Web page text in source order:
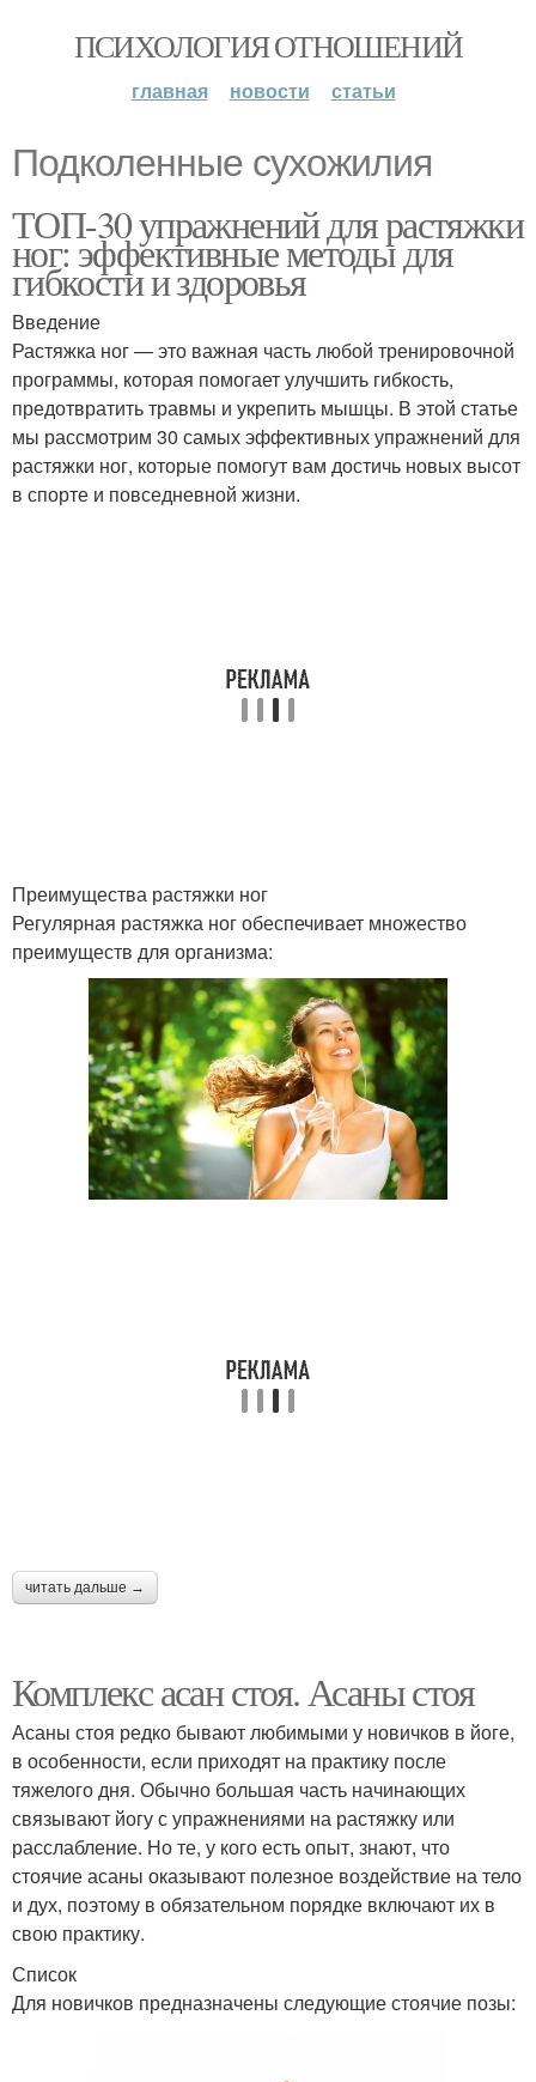
ПСИХОЛОГИЯ ОТНОШЕНИЙ
главная новости статьи
Подколенные сухожилия
ТОП-30 упражнений для растяжки
ног: эффективные методы для
гибкости и здоровья
Введение
Растяжка ног — это важная часть любой тренировочной
программы, которая помогает улучшить гибкость,
предотвратить травмы и укрепить мышцы. В этой статье
мы рассмотрим 30 самых эффективных упражнений для
растяжки ног, которые помогут вам достичь новых высот
в спорте и повседневной жизни.
Преимущества растяжки ног
Регулярная растяжка ног обеспечивает множество
преимуществ для организма:
читать дальше →
Комплекс асан стоя. Асаны стоя
Асаны стоя редко бывают любимыми у новичков в йоге,
в особенности, если приходят на практику после
тяжелого дня. Обычно большая часть начинающих
связывают йогу с упражнениями на растяжку или
расслабление. Но те, у кого есть опыт, знают, что
стоячие асаны оказывают полезное воздействие на тело
и дух, поэтому в обязательном порядке включают их в
свою практику.
Список
Для новичков предназначены следующие стоячие позы: